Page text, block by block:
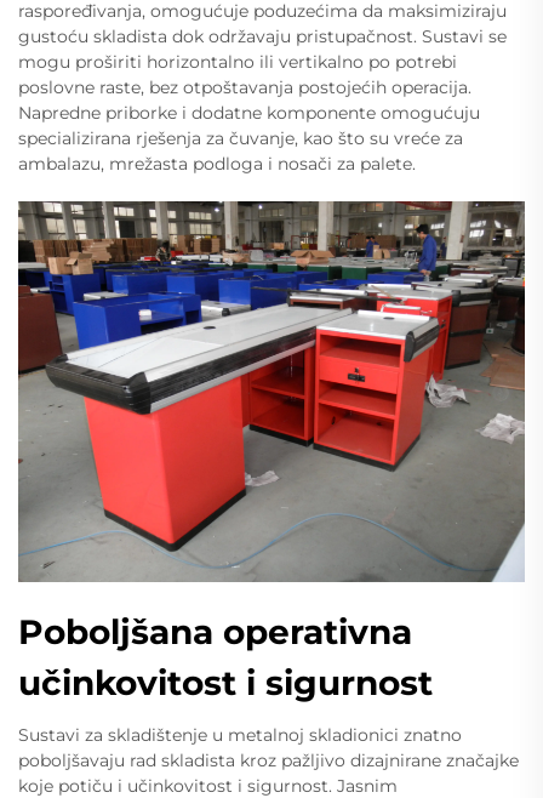
raspoređivanja, omogućuje poduzećima da maksimiziraju
gustoću skladista dok održavaju pristupačnost. Sustavi se
mogu proširiti horizontalno ili vertikalno po potrebi
poslovne raste, bez otpoštavanja postojećih operacija.
Napredne priborke i dodatne komponente omogućuju
specializirana rješenja za čuvanje, kao što su vreće za
ambalazu, mrežasta podloga i nosači za palete.
Poboljšana operativna
učinkovitost i sigurnost
Sustavi za skladištenje u metalnoj skladionici znatno
poboljšavaju rad skladista kroz pažljivo dizajnirane značajke
koje potiču i učinkovitost i sigurnost. Jasnim